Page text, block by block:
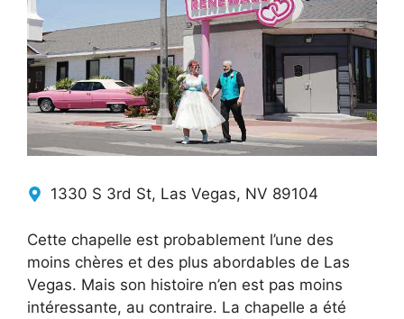
1330 S 3rd St, Las Vegas, NV 89104
Cette chapelle est probablement l’une des
moins chères et des plus abordables de Las
Vegas. Mais son histoire n’en est pas moins
intéressante, au contraire. La chapelle a été